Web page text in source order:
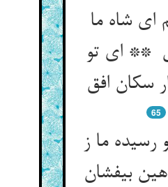
ای شاه ما
** ای تو
65
رسیده ما ز
بیفشان